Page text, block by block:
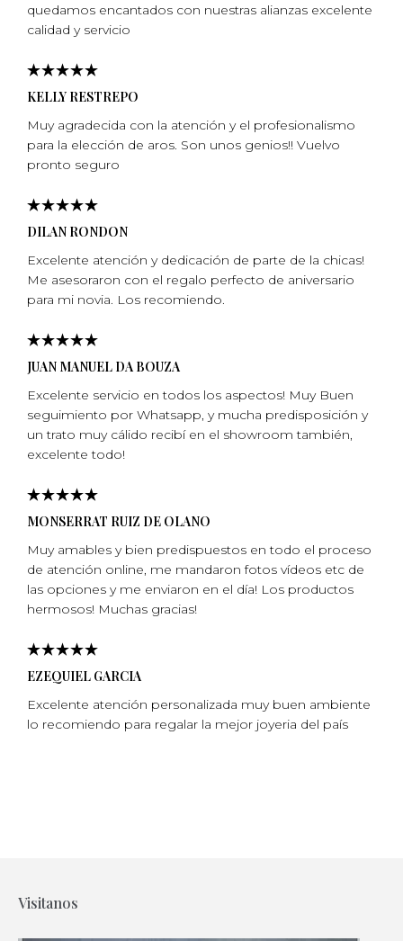
quedamos encantados con nuestras alianzas excelente
calidad y servicio
KELLY RESTREPO
Muy agradecida con la atención y el profesionalismo
para la elección de aros. Son unos genios!! Vuelvo
pronto seguro
DILAN RONDON
Excelente atención y dedicación de parte de la chicas!
Me asesoraron con el regalo perfecto de aniversario
para mi­ novia. Los recomiendo.
JUAN MANUEL DA BOUZA
Excelente servicio en todos los aspectos! Muy Buen
seguimiento por Whatsapp, y mucha predisposición y
un trato muy cálido recibí en el showroom también,
excelente todo!
MONSERRAT RUIZ DE OLANO
Muy amables y bien predispuestos en todo el proceso
de atención online, me mandaron fotos vídeos etc de
las opciones y me enviaron en el día! Los productos
hermosos! Muchas gracias!
EZEQUIEL GARCIA
Excelente atención personalizada muy buen ambiente
lo recomiendo para regalar la mejor joyeria del país
Visitanos